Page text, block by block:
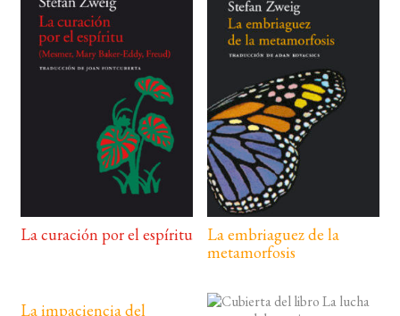
La curación por el espíritu
La embriaguez de la
metamorfosis
La impaciencia del